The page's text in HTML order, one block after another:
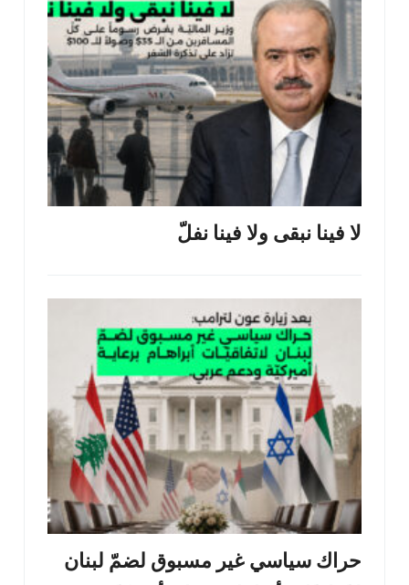
لا فينا نبقى ولا فينا نفلّ
حراك سياسي غير مسبوق لضمّ لبنان